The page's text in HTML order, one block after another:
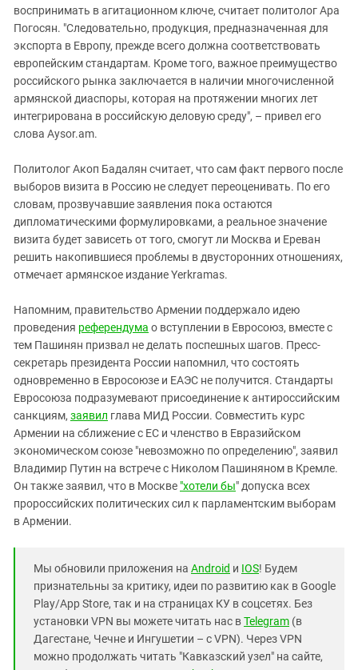
воспринимать в агитационном ключе, считает политолог Ара
Погосян. "Следовательно, продукция, предназначенная для
экспорта в Европу, прежде всего должна соответствовать
европейским стандартам. Кроме того, важное преимущество
российского рынка заключается в наличии многочисленной
армянской диаспоры, которая на протяжении многих лет
интегрирована в российскую деловую среду", – привел его
слова Aysor.am.
Политолог Акоп Бадалян считает, что сам факт первого после
выборов визита в Россию не следует переоценивать. По его
словам, прозвучавшие заявления пока остаются
дипломатическими формулировками, а реальное значение
визита будет зависеть от того, смогут ли Москва и Ереван
решить накопившиеся проблемы в двусторонних отношениях,
отмечает армянское издание Yerkramas.
Напомним, правительство Армении поддержало идею
проведения референдума о вступлении в Евросоюз, вместе с
тем Пашинян призвал не делать поспешных шагов. Пресс-
секретарь президента России напомнил, что состоять
одновременно в Евросоюзе и ЕАЭС не получится. Стандарты
Евросоюза подразумевают присоединение к антироссийским
санкциям, заявил глава МИД России. Совместить курс
Армении на сближение с ЕС и членство в Евразийском
экономическом союзе "невозможно по определению", заявил
Владимир Путин на встрече с Николом Пашиняном в Кремле.
Он также заявил, что в Москве "хотели бы" допуска всех
пророссийских политических сил к парламентским выборам
в Армении.
Мы обновили приложения на Android и IOS! Будем
признательны за критику, идеи по развитию как в Google
Play/App Store, так и на страницах КУ в соцсетях. Без
установки VPN вы можете читать нас вTelegram (в
Дагестане, Чечне и Ингушетии – с VPN). Через VPN
можно продолжать читать "Кавказский узел" на сайте,